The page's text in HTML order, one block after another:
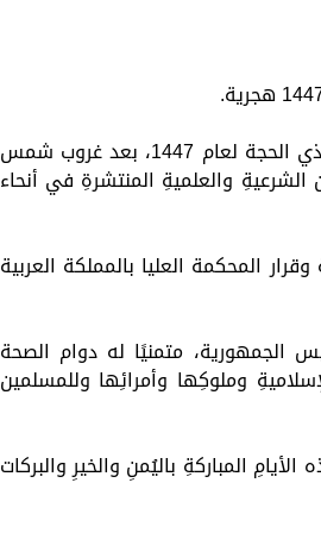
وأوضحت الدار في بيان مساء اليوم الأحد، أنها استطلعَت هلالَ شهرِ ذي الحجة لعام 1447، بعد غروب شمس
17 مايو 2026م بواسطة اللِّجان الشرعيةِ والعلميةِ المنتشرةِ في أنحاء
المحكمة العليا بالمملكة العربية
الجمهورية، متمنيًا له دوام الصحة
وملوكِها وأمرائِها وللمسلمين
المباركةِ باليُمنِ والخيرِ والبركات
إلهام شرشر تكتب: «صلاح» ملك
المحبة.. رسول السلام والإنسانية